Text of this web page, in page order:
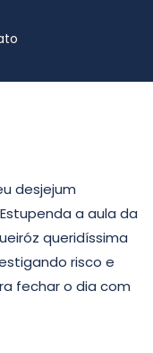
desjejum
a aula da
queridíssima
risco e
fechar o dia com